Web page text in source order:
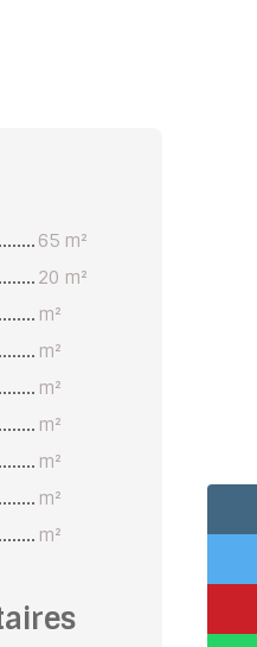
65 m²
20 m²
m²
m²
m²
m²
m²
m²
m²